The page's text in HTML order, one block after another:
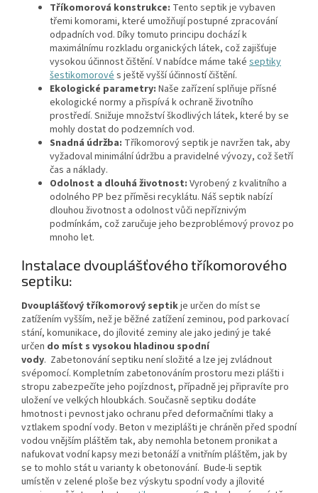
Tříkomorová konstrukce: Tento septik je vybaven
třemi komorami, které umožňují postupné zpracování
odpadních vod. Díky tomuto principu dochází k
maximálnímu rozkladu organických látek, což zajišťuje
vysokou účinnost čištění. V nabídce máme také septiky
šestikomorovés ještě vyšší účinností čištění.
Ekologické parametry: Naše zařízení splňuje přísné
ekologické normy a přispívá k ochraně životního
prostředí. Snižuje množství škodlivých látek, které by se
mohly dostat do podzemních vod.
Snadná údržba: Tříkomorový septik je navržen tak, aby
vyžadoval minimální údržbu a pravidelné vývozy, což šetří
čas a náklady.
Odolnost a dlouhá životnost: Vyrobený z kvalitního a
odolného PP bez příměsi recyklátu. Náš septik nabízí
dlouhou životnost a odolnost vůči nepříznivým
podmínkám, což zaručuje jeho bezproblémový provoz po
mnoho let.
Instalace dvouplášťového tříkomorového
septiku:
Dvouplášťový tříkomorový septikje určen do míst se
zatížením vyšším, než je běžné zatížení zeminou, pod parkovací
stání, komunikace, do jílovité zeminy ale jako jediný je také
určen do míst s vysokou hladinou spodní
vody. Zabetonování septiku není složité a lze jej zvládnout
svépomocí. Kompletním zabetonováním prostoru mezi plášti i
stropu zabezpečíte jeho pojízdnost, případně jej připravíte pro
uložení ve velkých hloubkách. Současně septiku dodáte
hmotnost i pevnost jako ochranu před deformačními tlaky a
vztlakem spodní vody. Beton v meziplášti je chráněn před spodní
vodou vnějším pláštěm tak, aby nemohla betonem pronikat a
nafukovat vodní kapsy mezi betonáží a vnitřním pláštěm, jak by
se to mohlo stát u varianty k obetonování. Bude-li septik
umístěn v zelené ploše bez výskytu spodní vody a jílovité